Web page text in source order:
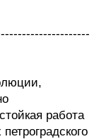
работа